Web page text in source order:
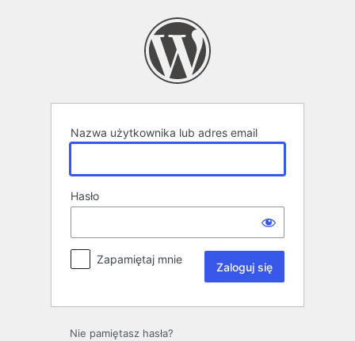
Nazwa użytkownika lub adres email
Hasło
Zapamiętaj mnie
Nie pamiętasz hasła?